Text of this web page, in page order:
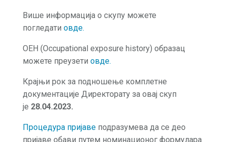
Више информација о скупу можете
погледати овде.
OEH (Occupational exposure history) образац
можете преузети овде.
Крајњи рок за подношење комплетне
документације Директорату за овај скуп
је 28.04.2023.
Процедура пријавеподразумева да се део
пријаве обави путем номинационог формулара